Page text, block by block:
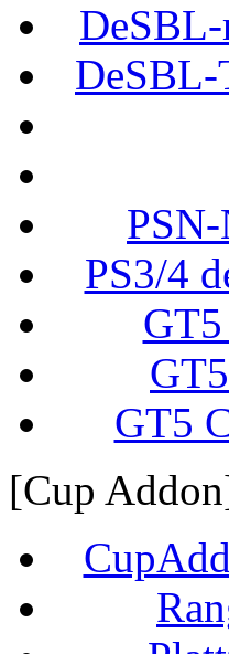
DeSBL-
PS3/4
GT5
[Cup